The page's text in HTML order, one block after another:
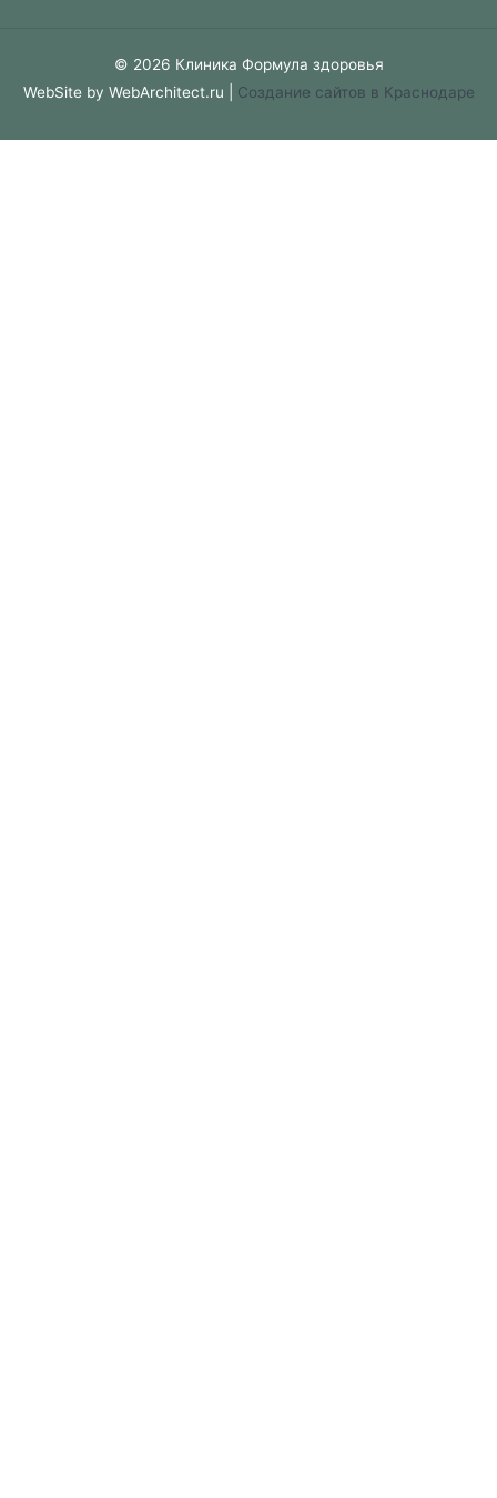
© 2026 Клиника Формула здоровья
WebSite by WebArchitect.ru | Cоздание сайтов в Краснодаре